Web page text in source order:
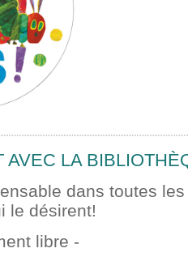
AVEC LA
dans toutes
le désirent!
libre -